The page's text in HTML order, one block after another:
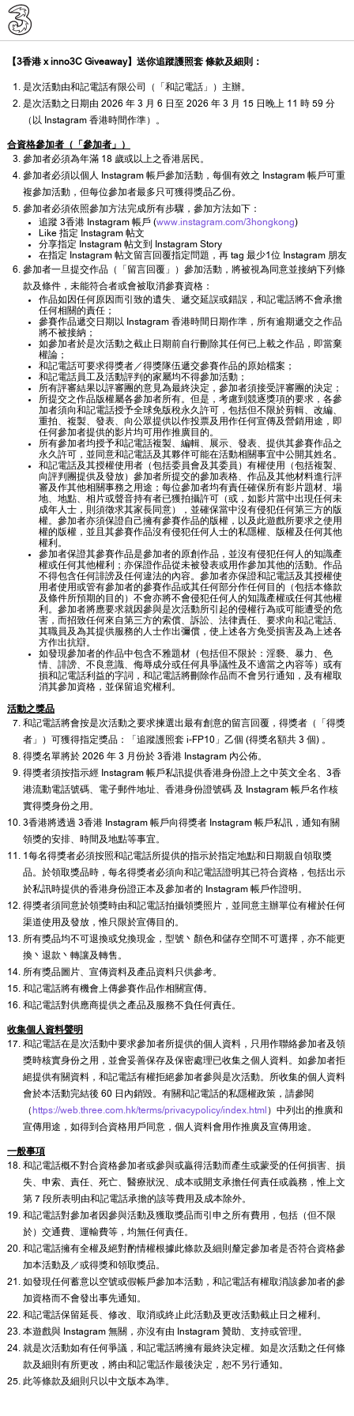
【3香港 x inno3C Giveaway】送你追蹤護照套 條款及細則：
是次活動由和記電話有限公司（「和記電話」）主辦。
是次活動之日期由 2026 年 3 月 6 日至 2026 年 3 月 15 日晚上 11 時 59 分
（以 Instagram 香港時間作準）。
合資格參加者（「參加者」）
參加者必須為年滿 18 歲或以上之香港居民。
參加者必須以個人 Instagram 帳戶參加活動，每個有效之 Instagram 帳戶可重
複參加活動，但每位參加者最多只可獲得獎品乙份。
參加者必須依照參加方法完成所有步驟，參加方法如下：
追蹤 3香港 Instagram 帳戶 (www.instagram.com/3hongkong)
Like 指定 Instagram 帖文
分享指定 Instagram 帖文到 Instagram Story
在指定 Instagram 帖文留言回覆指定問題，再 tag 最少1位 Instagram 朋友
參加者一旦提交作品（「留言回覆」）參加活動，將被視為同意並接納下列條
款及條件，未能符合者或會被取消參賽資格：
作品如因任何原因而引致的遺失、遞交延誤或錯誤，和記電話將不會承擔
任何相關的責任；
參賽作品遞交日期以 Instagram 香港時間日期作準，所有逾期遞交之作品
將不被接納；
如參加者於是次活動之截止日期前自行刪除其任何已上載之作品，即當棄
權論；
和記電話可要求得獎者／得獎隊伍遞交參賽作品的原始檔案；
和記電話員工及活動評判的家屬均不得參加活動；
所有評審結果以評審團的意見為最終決定，參加者須接受評審團的決定；
所提交之作品版權屬各參加者所有。但是，考慮到競逐獎項的要求，各參
加者須向和記電話授予全球免版稅永久許可，包括但不限於剪輯、改編、
重拍、複製、發表、向公眾提供以作投票及用作任何宣傳及營銷用途，即
任何參加者提供的影片均可用作推廣目的。
所有參加者均授予和記電話複製、編輯、展示、發表、提供其參賽作品之
永久許可，並同意和記電話及其夥伴可能在活動相關事宜中公開其姓名。
和記電話及其授權使用者（包括委員會及其委員）有權使用（包括複製、
向評判團提供及發放）參加者所提交的參加表格、作品及其他材料進行評
審及作其他相關事務之用途；每位參加者均有責任確保所有影片題材、場
地、地點、相片或聲音持有者已獲拍攝許可（或，如影片當中出現任何未
成年人士，則須徵求其家長同意），並確保當中沒有侵犯任何第三方的版
權。參加者亦須保證自己擁有參賽作品的版權，以及此遊戲所要求之使用
權的版權，並且其參賽作品沒有侵犯任何人士的私隱權、版權及任何其他
權利。
參加者保證其參賽作品是參加者的原創作品，並沒有侵犯任何人的知識產
權或任何其他權利；亦保證作品從未被發表或用作參加其他的活動。作品
不得包含任何誹謗及任何違法的內容。參加者亦保證和記電話及其授權使
用者使用或管有參加者的參賽作品或其任何部分作任何目的（包括本條款
及條件所預期的目的）不會亦將不會侵犯任何人的知識產權或任何其他權
利。參加者將應要求就因參與是次活動所引起的侵權行為或可能遭受的危
害，而招致任何來自第三方的索償、訴訟、法律責任、要求向和記電話、
其職員及為其提供服務的人士作出彌償，使上述各方免受損害及為上述各
方作出抗辯。
如發現參加者的作品中包含不雅題材（包括但不限於：淫褻、暴力、色
情、誹謗、不良意識、侮辱成分或任何具爭議性及不適當之內容等）或有
損和記電話利益的字詞，和記電話將刪除作品而不會另行通知，及有權取
消其參加資格，並保留追究權利。
活動之獎品
和記電話將會按是次活動之要求揀選出最有創意的留言回覆，得獎者（「得獎
者」）可獲得指定獎品：「追蹤護照套 i-FP10」乙個 (得獎名額共 3 個) 。
得獎名單將於 2026 年 3 月份於 3香港 Instagram 內公佈。
得獎者須按指示經 Instagram 帳戶私訊提供香港身份證上之中英文全名、3香
港流動電話號碼、電子郵件地址、香港身份證號碼 及 Instagram 帳戶名作核
實得獎身份之用。
3香港將透過 3香港 Instagram 帳戶向得獎者 Instagram 帳戶私訊，通知有關
領獎的安排、時間及地點等事宜。
1每名得獎者必須按照和記電話所提供的指示於指定地點和日期親自領取獎
品。於領取獎品時，每名得獎者必須向和記電話證明其已符合資格，包括出示
於私訊時提供的香港身份證正本及參加者的 Instagram 帳戶作證明。
得獎者須同意於領獎時由和記電話拍攝領獎照片，並同意主辦單位有權於任何
渠道使用及發放，惟只限於宣傳目的。
所有獎品均不可退換或兌換現金，型號丶顏色和儲存空間不可選擇，亦不能更
換丶退款丶轉讓及轉售。
所有獎品圖片、宣傳資料及產品資料只供參考。
和記電話將有機會上傳參賽作品作相關宣傳。
和記電話對供應商提供之產品及服務不負任何責任。
收集個人資料聲明
和記電話在是次活動中要求參加者所提供的個人資料，只用作聯絡參加者及領
獎時核實身份之用，並會妥善保存及保密處理已收集之個人資料。如參加者拒
絕提供有關資料，和記電話有權拒絕參加者參與是次活動。所收集的個人資料
會於本活動完結後 60 日內銷毀。有關和記電話的私隱權政策，請參閱
（ https://web.three.com.hk/terms/privacypolicy/index.html ）中列出的推廣和
宣傳用途，如得到合資格用戶同意，個人資料會用作推廣及宣傳用途。
一般事項
和記電話概不對合資格參加者或參與或贏得活動而產生或蒙受的任何損害、損
失、申索、責任、死亡、醫療狀況、成本或開支承擔任何責任或義務，惟上文
第 7 段所表明由和記電話承擔的該等費用及成本除外。
和記電話對參加者因參與活動及獲取獎品而引申之所有費用，包括（但不限
於）交通費、運輸費等，均無任何責任。
和記電話擁有全權及絕對酌情權根據此條款及細則釐定參加者是否符合資格參
加本活動及／或得獎和領取獎品。
如發現任何蓄意以空號或假帳戶參加本活動，和記電話有權取消該參加者的參
加資格而不會發出事先通知。
和記電話保留延長、修改、取消或終止此活動及更改活動截止日之權利。
本遊戲與 Instagram 無關，亦沒有由 Instagram 贊助、支持或管理。
就是次活動如有任何爭議，和記電話將擁有最終決定權。如是次活動之任何條
款及細則有所更改，將由和記電話作最後決定，恕不另行通知。
此等條款及細則只以中文版本為準。